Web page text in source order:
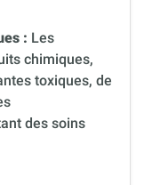
: Les
chimiques,
toxiques, de
des soins